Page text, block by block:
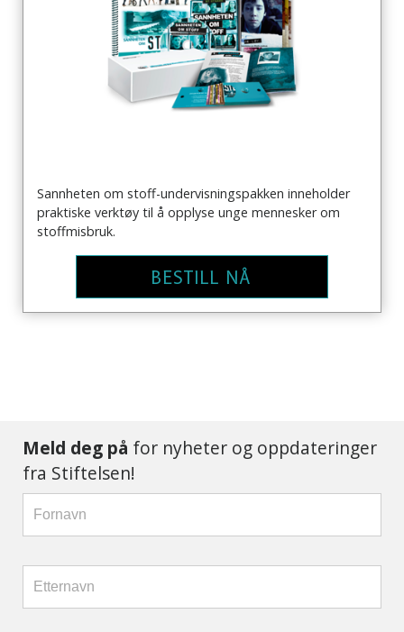
Sannheten om stoff-undervisningspakken inneholder
praktiske verktøy til å opplyse unge mennesker om
stoffmisbruk.
BESTILL NÅ
Meld deg på for nyheter og oppdateringer
fra Stiftelsen!